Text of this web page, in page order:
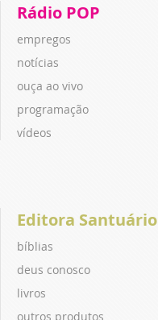
Rádio POP
empregos
notícias
ouça ao vivo
programação
vídeos
Editora Santuário
bíblias
deus conosco
livros
outros produtos